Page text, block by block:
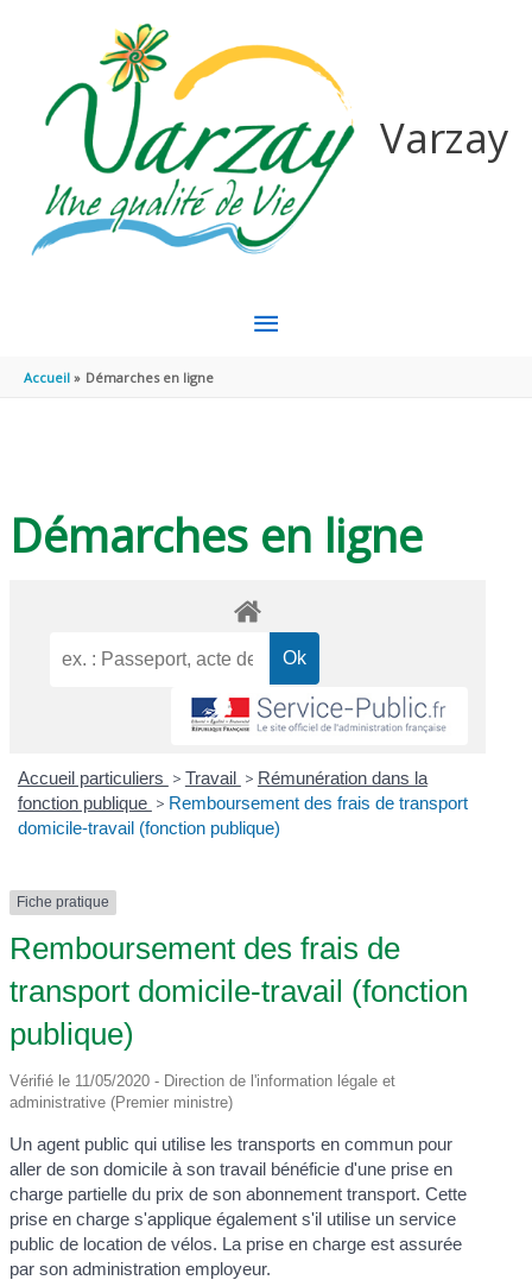
Varzay
MENU
Accueil Démarches en ligne
Démarches en ligne
Accueil particuliers > Travail > Rémunération dans la
fonction publique > Remboursement des frais de transport
domicile-travail (fonction publique)
Fiche pratique
Remboursement des frais de
transport domicile-travail (fonction
publique)
Vérifié le 11/05/2020 - Direction de l'information légale et
administrative (Premier ministre)
Un agent public qui utilise les transports en commun pour
aller de son domicile à son travail bénéficie d'une prise en
charge partielle du prix de son abonnement transport. Cette
prise en charge s'applique également s'il utilise un service
public de location de vélos. La prise en charge est assurée
par son administration employeur.